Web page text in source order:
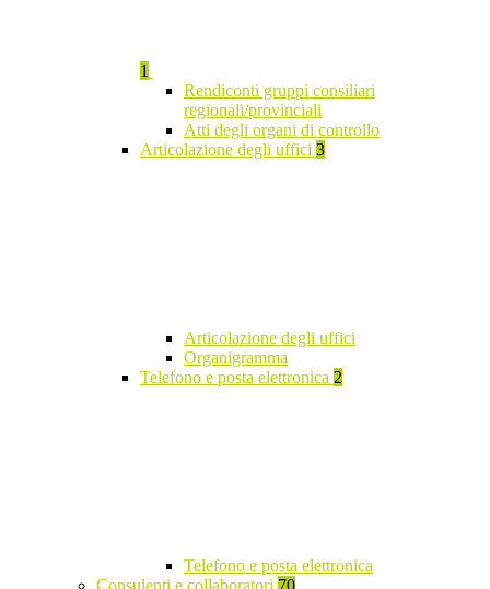
1
Rendiconti gruppi consiliari
regionali/provinciali
Atti degli organi di controllo
Articolazione degli uffici 3
Articolazione degli uffici
Organigramma
Telefono e posta elettronica 2
Telefono e posta elettronica